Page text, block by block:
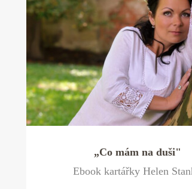
„Co mám na duši"
Ebook kartářky Helen